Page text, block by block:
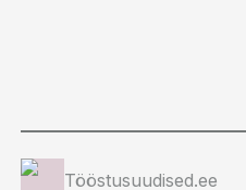
Tööstusuudised.ee